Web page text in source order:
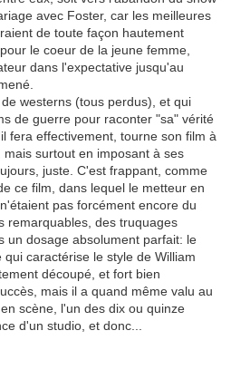
avec Foster, car les meilleures
de toute façon hautement
le coeur de la jeune femme,
dans l'expectative jusqu'au
westerns (tous perdus), et qui
de guerre pour raconter "sa" vérité
fera effectivement, tourne son film à
surtout en imposant à ses
juste. C'est frappant, comme
ce film, dans lequel le metteur en
pas forcément encore du
remarquables, des truquages
un dosage absolument parfait: le
caractérise le style de William
découpé, et fort bien
mais il a quand même valu au
scène, l'un des dix ou quinze
d'un studio, et donc...